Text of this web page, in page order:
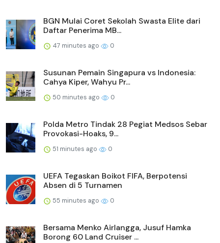
BGN Mulai Coret Sekolah Swasta Elite dari
Daftar Penerima MB...
47 minutes ago 0
Susunan Pemain Singapura vs Indonesia:
Cahya Kiper, Wahyu Pr...
50 minutes ago 0
Polda Metro Tindak 28 Pegiat Medsos Sebar
Provokasi-Hoaks, 9...
51 minutes ago 0
UEFA Tegaskan Boikot FIFA, Berpotensi
Absen di 5 Turnamen
55 minutes ago 0
Bersama Menko Airlangga, Jusuf Hamka
Borong 60 Land Cruiser ...